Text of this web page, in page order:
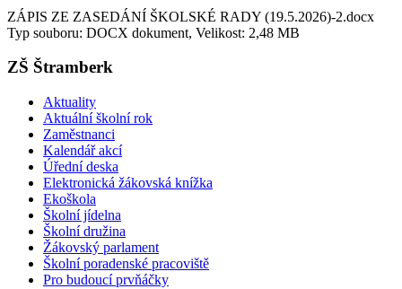
ZÁPIS ZE ZASEDÁNÍ ŠKOLSKÉ RADY (19.5.2026)-2.docx
Typ souboru: DOCX dokument, Velikost: 2,48 MB
ZŠ Štramberk
Aktuality
Aktuální školní rok
Zaměstnanci
Kalendář akcí
Úřední deska
Elektronická žákovská knížka
Ekoškola
Školní jídelna
Školní družina
Žákovský parlament
Školní poradenské pracoviště
Pro budoucí prvňáčky